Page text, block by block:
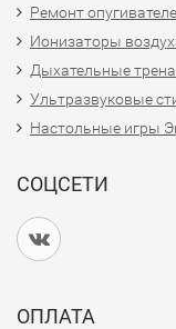
Ремонт
Ионизаторы
Дыхательные
Ультразвуковые
Настольные игры
СОЦСЕТИ
ОПЛАТА